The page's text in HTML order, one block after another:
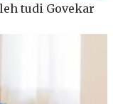
tudi Govekar